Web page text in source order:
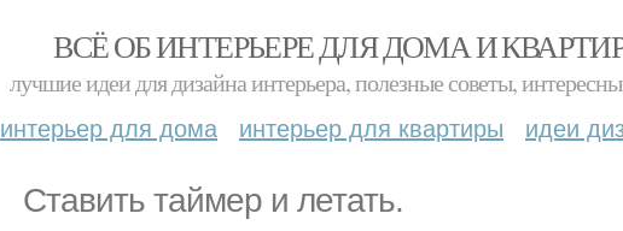
ВСЁ ОБ ИНТЕРЬЕРЕ ДЛЯ ДОМА И
лучшие идеи для дизайна интерьера, полезные советы,
интерьер для дома интерьер для квартиры идеи
Ставить таймер и летать.